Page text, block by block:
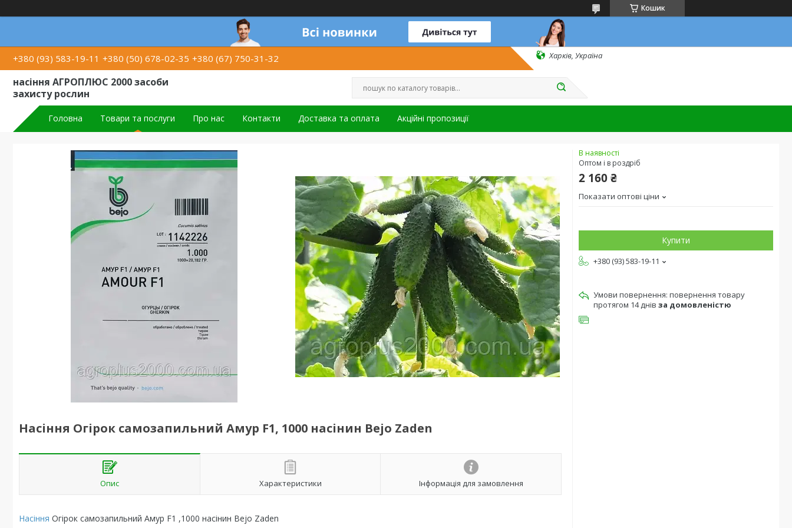
Кошик
+380 (93) 583-19-11 +380 (50) 678-02-35 +380 (67) 750-31-32 Харків, Україна
насіння АГРОПЛЮС 2000 засоби
захисту рослин
Головна Товари та послуги Про нас Контакти Доставка та оплата Акційні пропозиції
Насіння Огірок самозапильний Амур F1, 1000 насінин Bejo Zaden
Опис Характеристики Інформація для замовлення
Насіння Огірок самозапильний Амур F1 ,1000 насінин Bejo Zaden
В наявності
Оптом і в роздріб
2 160 ₴
Показати оптові ціни
Купити
+380 (93) 583-19-11
повернення товару
протягом 14 днів за домовленістю